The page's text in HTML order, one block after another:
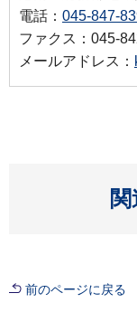
電話： 045-847-
ファクス：045-
メールアドレス：
前のページに戻る